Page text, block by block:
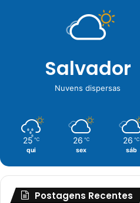
Salvador
Nuvens dispersas
25 ℃
qui
26 ℃
sex
26 ℃
sáb
Postagens Recentes